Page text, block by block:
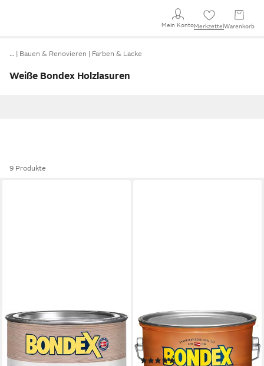
Mein KontoMerkzettel Warenkorb
… Bauen & Renovieren Farben & Lacke
Weiße Bondex Holzlasuren
9 Produkte
BONDEX
Holzschutzlasur Holzlasur für
Außen Kalk weiss 2,50l
(4)